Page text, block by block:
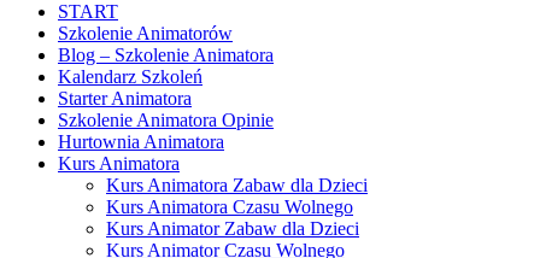
START
Szkolenie Animatorów
Blog – Szkolenie Animatora
Kalendarz Szkoleń
Starter Animatora
Szkolenie Animatora Opinie
Hurtownia Animatora
Kurs Animatora
Kurs Animatora Zabaw dla Dzieci
Kurs Animatora Czasu Wolnego
Kurs Animator Zabaw dla Dzieci
Kurs Animator Czasu Wolnego